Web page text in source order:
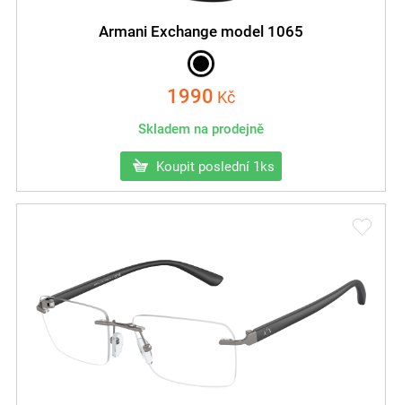
Armani Exchange model 1065
1990 Kč
Skladem na prodejně
Koupit poslední 1ks